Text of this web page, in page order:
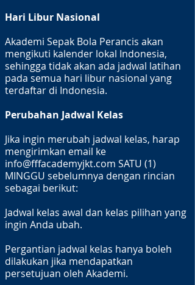
Hari Libur Nasional
Akademi Sepak Bola Perancis akan
mengikuti kalender lokal Indonesia,
sehingga tidak akan ada jadwal latihan
pada semua hari libur nasional yang
terdaftar di Indonesia.
Perubahan Jadwal Kelas
Jika ingin merubah jadwal kelas, harap
mengirimkan email ke
info@fffacademyjkt.com SATU (1)
MINGGU sebelumnya dengan rincian
sebagai berikut:
Jadwal kelas awal dan kelas pilihan yang
ingin Anda ubah.
Pergantian jadwal kelas hanya boleh
dilakukan jika mendapatkan
persetujuan oleh Akademi.